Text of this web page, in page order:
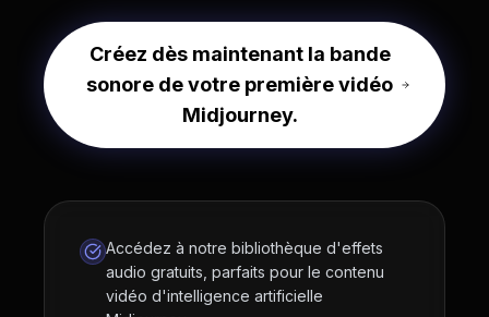
Créez dès maintenant la bande
sonore de votre première vidéo
Midjourney.
Accédez à notre bibliothèque d'effets
audio gratuits, parfaits pour le contenu
vidéo d'intelligence artificielle